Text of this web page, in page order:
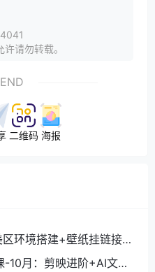
请勿转载。
二维码 海报
环境搭建+壁纸挂链接
10月：剪映进阶+AI文案